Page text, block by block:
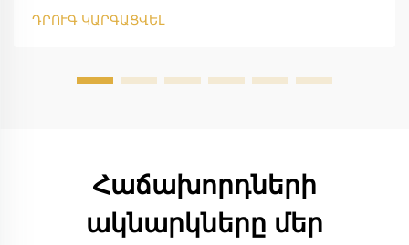
ԴՐՈՒԳ ԿԱՐԳԱՑՎԵԼ
Հաճախորդների
ակնարկները մեր